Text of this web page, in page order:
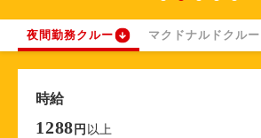
夜間勤務クルー マクドナルドクルー
時給
1288 円 以上